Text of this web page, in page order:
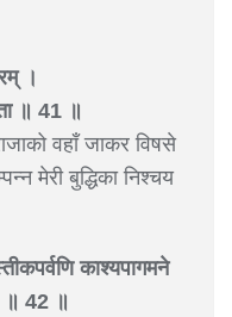
।
॥ 41 ॥
वहाँ जाकर विषसे
मेरी बुद्धिका निश्चय
काश्यपागमने
॥ 42 ॥